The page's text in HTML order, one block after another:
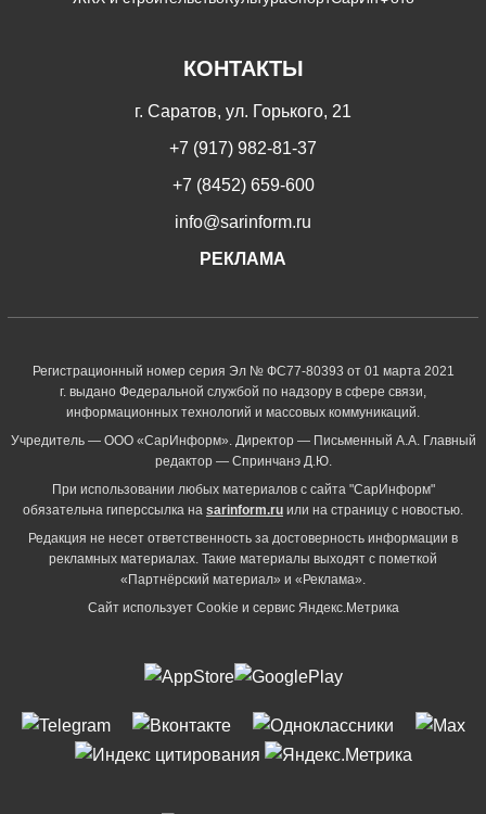
КОНТАКТЫ
г. Саратов, ул. Горького, 21
+7 (917) 982-81-37
+7 (8452) 659-600
info@sarinform.ru
РЕКЛАМА
Регистрационный номер серия Эл № ФС77-80393 от 01 марта 2021
г. выдано Федеральной службой по надзору в сфере связи,
информационных технологий и массовых коммуникаций.
Учредитель — ООО «СарИнформ». Директор — Письменный А.А. Главный
редактор — Спринчанэ Д.Ю.
При использовании любых материалов с сайта "СарИнформ"
обязательна гиперссылка на sarinform.ru или на страницу с новостью.
Редакция не несет ответственность за достоверность информации в
рекламных материалах. Такие материалы выходят с пометкой
«Партнёрский материал» и «Реклама».
Сайт использует Cookie и сервиc Яндекс.Метрика